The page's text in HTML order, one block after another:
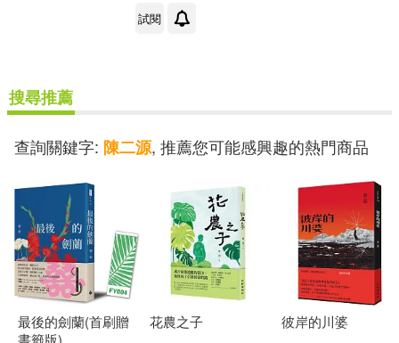
試閱
搜尋推薦
查詢關鍵字: 陳二源, 推薦您可能感興趣的熱門商品
最後的劍蘭(首刷贈
書籤版)
花農之子 彼岸的川婆